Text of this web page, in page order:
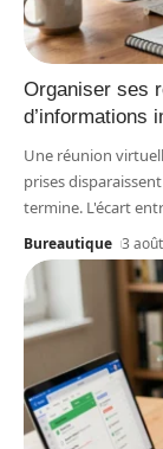
Organiser ses
d’informations
Une réunion
prises
termine. L'écart
Bureautique 3